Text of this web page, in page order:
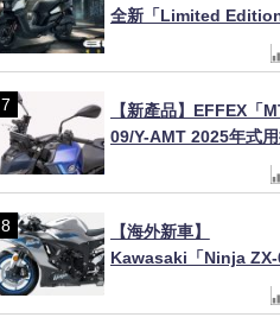
全新「Limited
市探索限定色
聯名包同步登場
【新產品】EFFEX「
09/Y-AMT 2025年式
Easy Fit Bar Plus」！
7mm後移16mm直上×
【海外新車】
Kawasaki「Ninja ZX-
2027年式北美發表！
四缸×銀河銀/暮光藍新